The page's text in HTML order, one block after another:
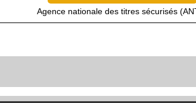
Agence nationale des titres sécurisés